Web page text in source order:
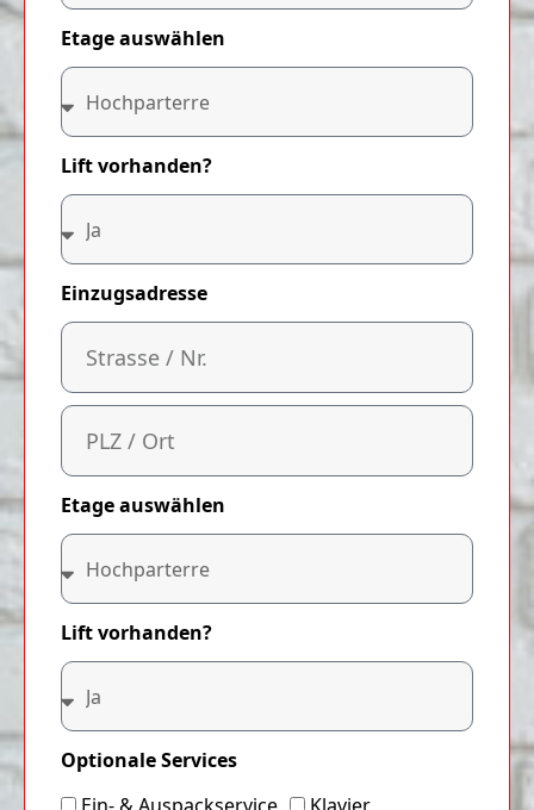
Etage auswählen
Lift vorhanden?
Einzugsadresse
Etage auswählen
Lift vorhanden?
Optionale Services